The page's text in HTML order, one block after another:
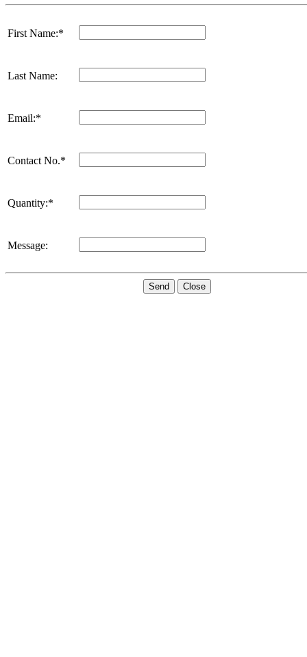
First Name:*
Last Name:
Email:*
Contact No.*
Quantity:*
Message:
Send Close